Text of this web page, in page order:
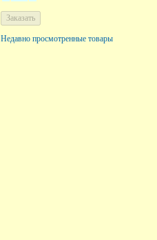
Недавно просмотренные товары